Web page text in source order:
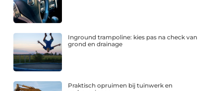
Inground trampoline: kies pas na check van
grond en drainage
Praktisch opruimen bij tuinwerk en